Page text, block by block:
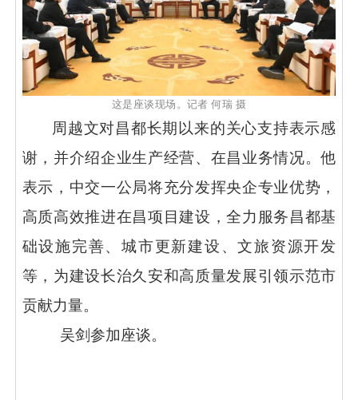
这是座谈现场。记者 何瑞 摄
周越文对昌都长期以来的关心支持表示感
谢，并介绍企业生产经营、在昌业务情况。他
表示，中交一公局将充分发挥央企专业优势，
高质高效推进在昌项目建设，全力服务昌都基
础设施完善、城市更新建设、文旅资源开发
等，为建设长治久安和高质量发展引领示范市
贡献力量。
吴剑参加座谈。